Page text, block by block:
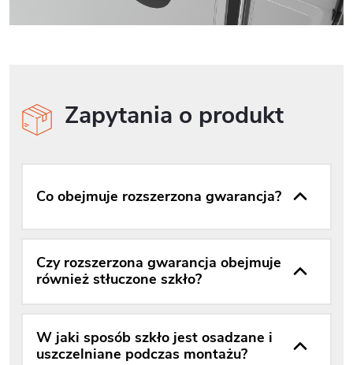
Zapytania o produkt
Co obejmuje rozszerzona gwarancja?
Czy rozszerzona gwarancja obejmuje
również stłuczone szkło?
W jaki sposób szkło jest osadzane i
uszczelniane podczas montażu?